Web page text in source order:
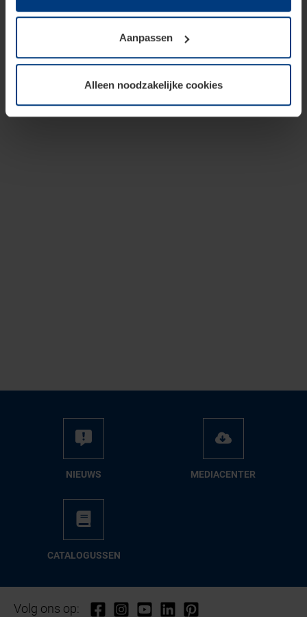
onze pagina's absoluut noodzakelijk is. Voor alle andere
soorten cookies is uw toestemming vereist. Uw
toestemming kunt u op elk moment bij de uitleg van de
wijzigen of herroepen.
Aanpassen
Alleen noodzakelijke cookies
NIEUWS ME­DIA­CEN­TER
CA­TA­LO­GUS­SEN
Volg ons op: